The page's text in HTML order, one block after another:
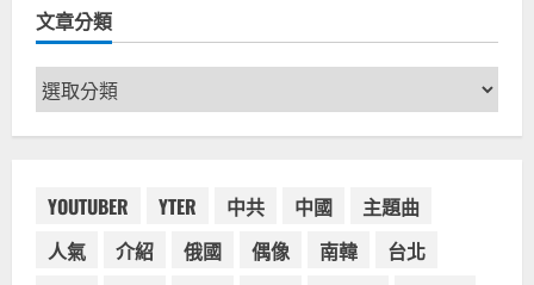
娃肯尼
電影聯
CHATIME
定活動
門市顧
客大排
網紅宣
人潮多
2023-
07-15
文章分類
文
章
分
YOUTUBER YTER 中共 中國
主題曲
人氣
介紹 俄國 偶像 南韓
台北